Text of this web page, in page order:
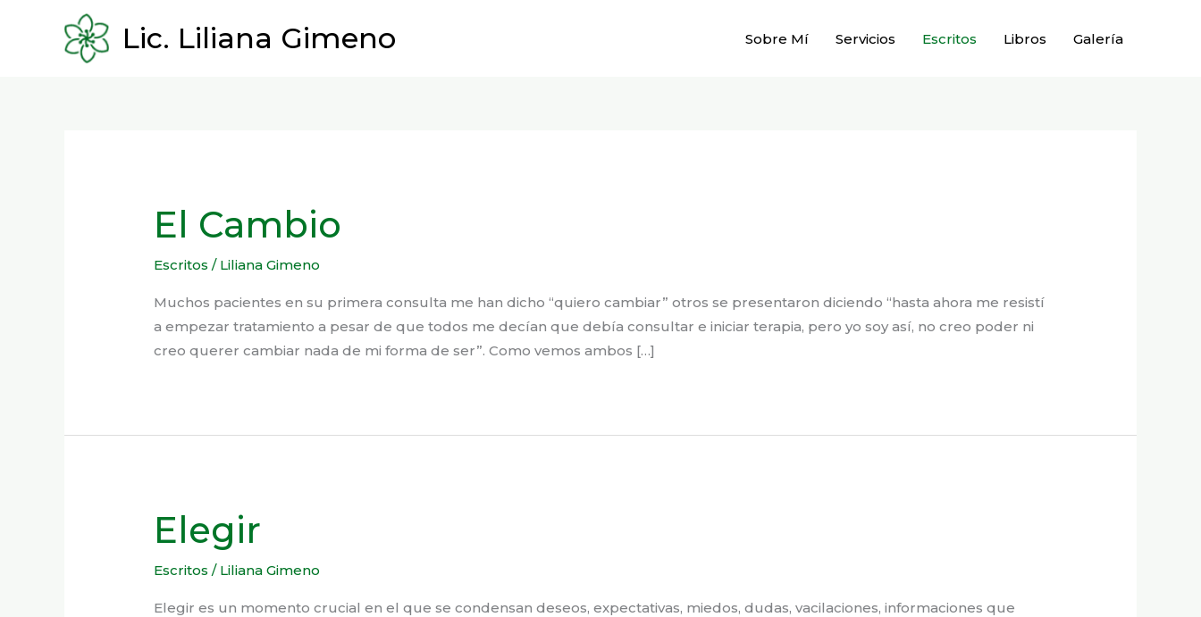
contenido
Lic. Liliana Gimeno Sobre Mí Servicios Escritos Libros Galería
El Cambio
Escritos / Liliana Gimeno
Muchos pacientes en su primera consulta me han dicho “quiero cambiar” otros se presentaron diciendo “hasta ahora me resistí
a empezar tratamiento a pesar de que todos me decían que debía consultar e iniciar terapia, pero yo soy así, no creo poder ni
creo querer cambiar nada de mi forma de ser”. Como vemos ambos […]
Elegir
Escritos / Liliana Gimeno
Elegir es un momento crucial en el que se condensan deseos, expectativas, miedos, dudas, vacilaciones, informaciones que